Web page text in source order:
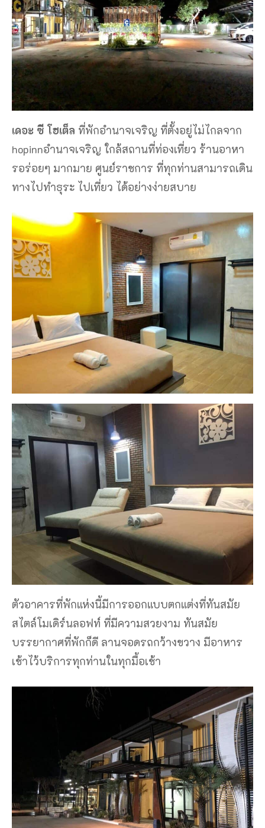
เดอะ ซี โฮเต็ล ที่พักอำนาจเจริญ ที่ตั้งอยู่ไม่ไกลจาก
hopinnอำนาจเจริญ ใกล้สถานที่ท่องเที่ยว ร้านอาหา
รอร่อยๆ มากมาย ศูนย์ราชการ ที่ทุกท่านสามารถเดิน
ทางไปทำธุระ ไปเที่ยว ได้อย่างง่ายสบาย
ตัวอาคารที่พักแห่งนี้มีการออกแบบตกแต่งที่ทันสมัย
สไตล์โมเดิร์นลอฟท์ ที่มีความสวยงาม ทันสมัย
บรรยากาศที่พักก็ดี ลานจอดรถกว้างขวาง มีอาหาร
เช้าไว้บริการทุกท่านในทุกมื้อเช้า